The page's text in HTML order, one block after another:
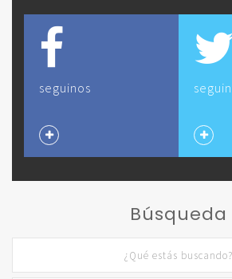
seguinos
Búsqueda